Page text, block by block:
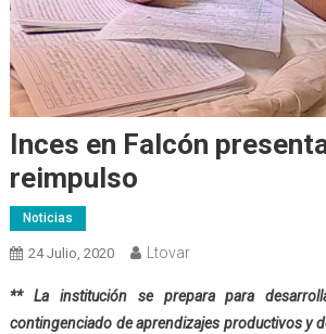
Inces en Falcón
reimpulso
Noticias
24 Julio, 2020 Ltovar
** La institución se prepara para
contingenciado de aprendizajes productivos y